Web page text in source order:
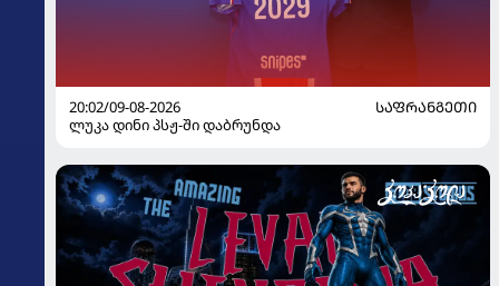
20:02/09-08-2026
ᲡᲐᲤᲠᲐᲜᲒᲔᲗᲘ
ლუკა დინი პსჟ-ში დაბრუნდა